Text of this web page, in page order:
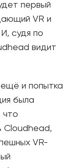
первый
VR и
судя по
видит
и попытка
была
что
Cloudhead,
VR-